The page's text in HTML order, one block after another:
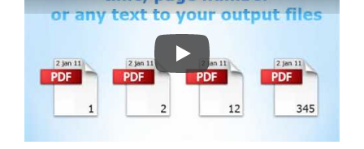
HTMLファイルをPDF、DOC、